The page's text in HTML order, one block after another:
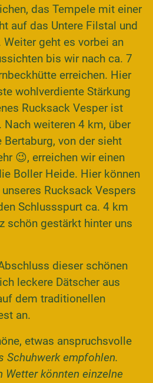
das Tempele mit einer
auf das Untere Filstal und
geht es vorbei an
bis wir nach ca. 7
erreichen. Hier
wohlverdiente Stärkung
Rucksack Vesper ist
weiteren 4 km, über
von der sieht
😉, erreichen wir einen
Boller Heide. Hier können
Rucksack Vespers
Schlussspurt ca. 4 km
schön gestärkt hinter uns
dieser schönen
leckere Dätscher aus
dem traditionellen
an.
etwas anspruchsvolle
Schuhwerk empfohlen.
könnten einzelne